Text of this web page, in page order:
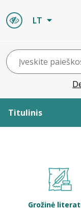
LT
Titulinis
Grožinė